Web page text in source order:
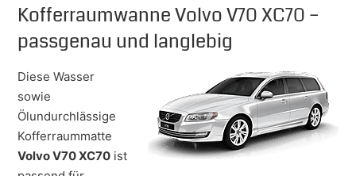
Kofferraumwanne Volvo V70 XC70 –
passgenau und langlebig
Diese Wasser
sowie
Ölundurchlässige
Kofferraummatte
Volvo V70 XC70 ist